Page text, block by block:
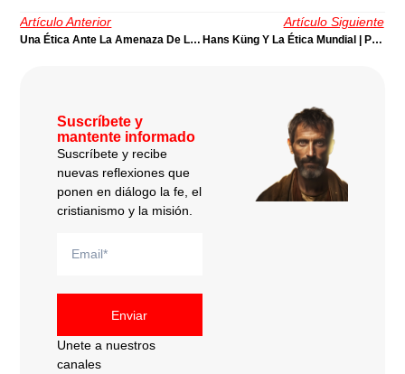
Artículo Anterior
Una Ética Ante La Amenaza De La Aniquilación | Por Cristian Cabrera
Artículo Siguiente
Hans Küng Y La Ética Mundial | Por Víctor Rey
Suscríbete y
mantente informado
Suscríbete y recibe
nuevas reflexiones que
ponen en diálogo la fe, el
cristianismo y la misión.
Enviar
Unete a nuestros
canales